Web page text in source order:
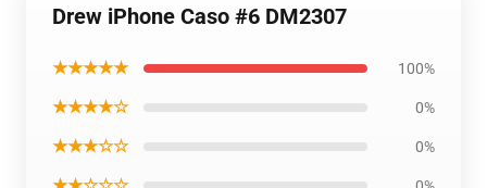
Drew iPhone Caso #6 DM2307
★★★★★ 100%
★★★★☆ 0%
★★★☆☆ 0%